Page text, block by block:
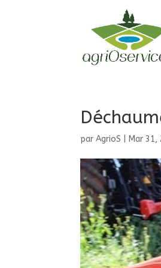
parAgrioS Mar 31,